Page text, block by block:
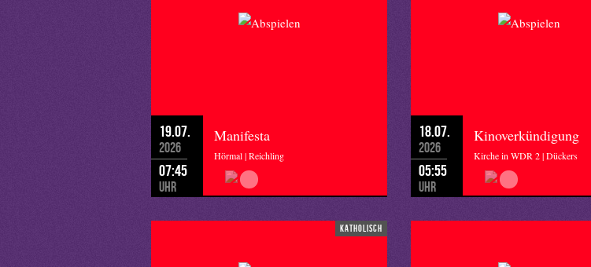
19.07.
2026
07:45
Uhr
Manifesta
Hörmal | Reichling
18.07.
2026
05:55
Uhr
Kinoverkündigung
Kirche in WDR 2 | Dückers
katholisch